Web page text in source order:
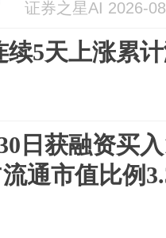
证券之星AI 2026-
5天上涨累
日获融资买
通市值比例